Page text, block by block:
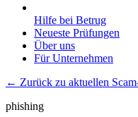
Hilfe bei Betrug
Neueste Prüfungen
Über uns
Für Unternehmen
← Zurück zu aktuellen
phishing